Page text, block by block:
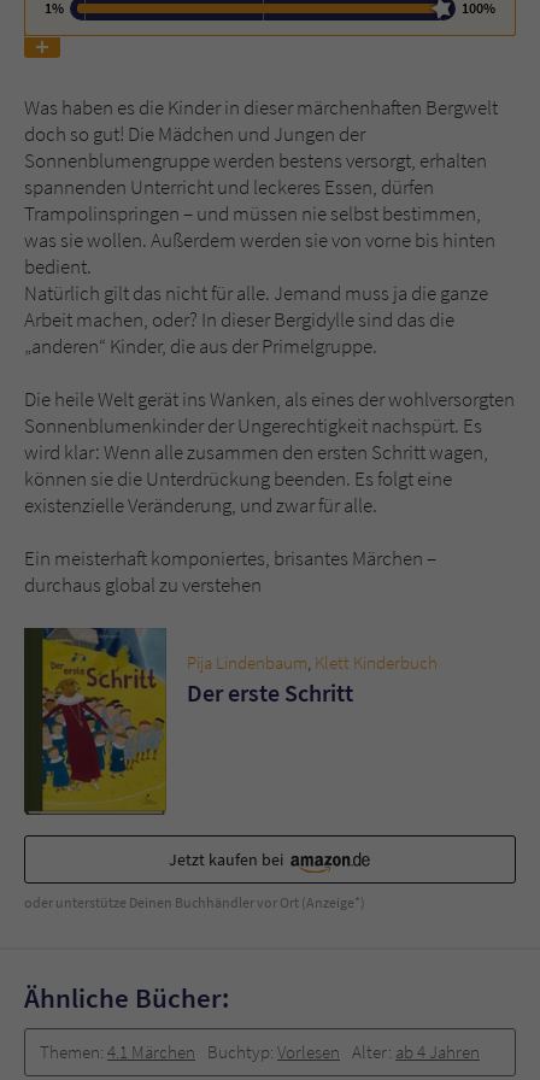
1%
100%
Was haben es die Kinder in dieser märchenhaften Bergwelt
doch so gut! Die Mädchen und Jungen der
Sonnenblumengruppe werden bestens versorgt, erhalten
spannenden Unterricht und leckeres Essen, dürfen
Trampolinspringen – und müssen nie selbst bestimmen,
was sie wollen. Außerdem werden sie von vorne bis hinten
bedient.
Natürlich gilt das nicht für alle. Jemand muss ja die ganze
Arbeit machen, oder? In dieser Bergidylle sind das die
„anderen“ Kinder, die aus der Primelgruppe.
Die heile Welt gerät ins Wanken, als eines der wohlversorgten
Sonnenblumenkinder der Ungerechtigkeit nachspürt. Es
wird klar: Wenn alle zusammen den ersten Schritt wagen,
können sie die Unterdrückung beenden. Es folgt eine
existenzielle Veränderung, und zwar für alle.
Ein meisterhaft komponiertes, brisantes Märchen –
durchaus global zu verstehen
Pija Lindenbaum Klett Kinderbuch
Der erste Schritt
Jetzt kaufen bei
oder unterstütze Deinen Buchhändler vor Ort (Anzeige*)
Ähnliche Bücher:
Themen: 4.1 Märchen Buchtyp: Vorlesen Alter: ab 4 Jahren
Name
Anbieter Literatur-Couch Medien GmbH & Co. KG
Laufzeit 1 Jahr
Zweck Cookie für Kommentare einzelner Buchtitel
Name fe_typo_user
Anbieter Literatur-Couch Medien GmbH & Co. KG
Laufzeit Session
Zweck
Dieses Cookie gewährleistet die
Kommunikation der Webseite mit dem
Benutzer. Es wird benötigt um z. B. den
Sicherheitscode des Kontaktformulars zu
überprüfen.